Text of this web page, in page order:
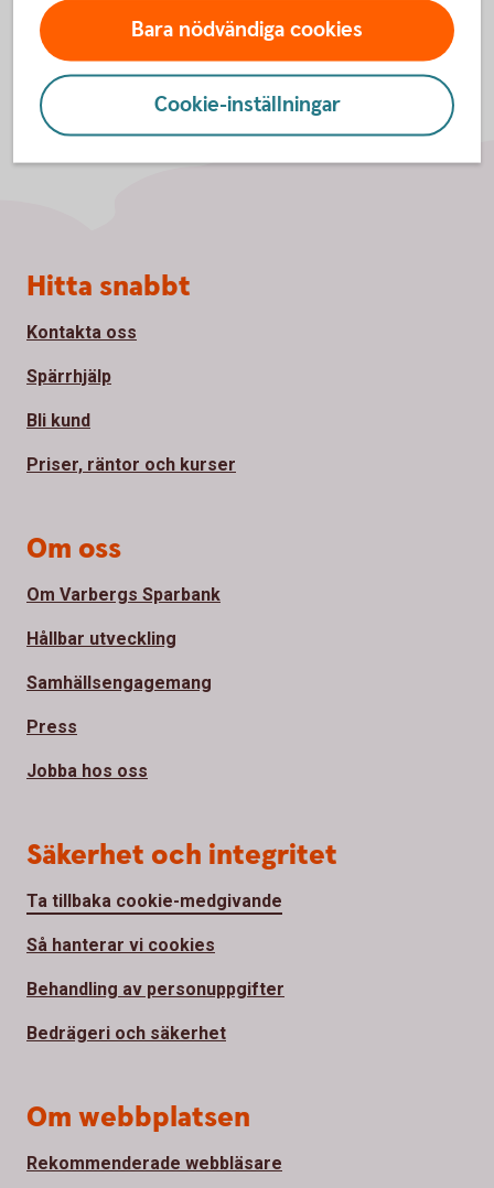
Bara nödvändiga cookies
Cookie-inställningar
Sidfot
Hitta snabbt
Kontakta oss
Spärrhjälp
Bli kund
Priser, räntor och kurser
Om oss
Om Varbergs Sparbank
Hållbar utveckling
Samhällsengagemang
Press
Jobba hos oss
Säkerhet och integritet
Ta tillbaka cookie-medgivande
Så hanterar vi cookies
Behandling av personuppgifter
Bedrägeri och säkerhet
Om webbplatsen
Rekommenderade webbläsare